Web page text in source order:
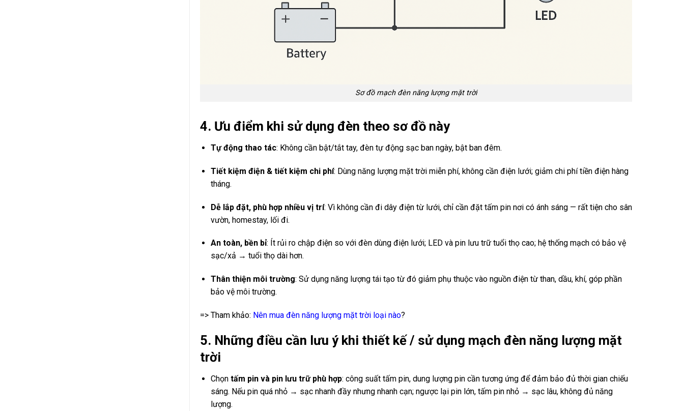
Sơ đồ mạch đèn năng lượng mặt trời
4. Ưu điểm khi sử dụng đèn theo sơ đồ này
Tự động thao tác: Không cần bật/tắt tay, đèn tự động sạc ban ngày, bật ban đêm.
Tiết kiệm điện & tiết kiệm chi phí: Dùng năng lượng mặt trời miễn phí, không cần điện lưới; giảm chi phí tiền điện hàng
tháng.
Dễ lắp đặt, phù hợp nhiều vị trí: Vì không cần đi dây điện từ lưới, chỉ cần đặt tấm pin nơi có ánh sáng — rất tiện cho sân
vườn, homestay, lối đi.
An toàn, bền bỉ: Ít rủi ro chập điện so với đèn dùng điện lưới; LED và pin lưu trữ tuổi thọ cao; hệ thống mạch có bảo vệ
sạc/xả → tuổi thọ dài hơn.
Thân thiện môi trường: Sử dụng năng lượng tái tạo từ đó giảm phụ thuộc vào nguồn điện từ than, dầu, khí, góp phần
bảo vệ môi trường.
=> Tham khảo: Nên mua đèn năng lượng mặt trời loại nào?
5. Những điều cần lưu ý khi thiết kế / sử dụng mạch đèn năng lượng mặt
trời
Chọn tấm pin và pin lưu trữ phù hợp: công suất tấm pin, dung lượng pin cần tương ứng để đảm bảo đủ thời gian chiếu
sáng. Nếu pin quá nhỏ → sạc nhanh đầy nhưng nhanh cạn; ngược lại pin lớn, tấm pin nhỏ → sạc lâu, không đủ năng
lượng.